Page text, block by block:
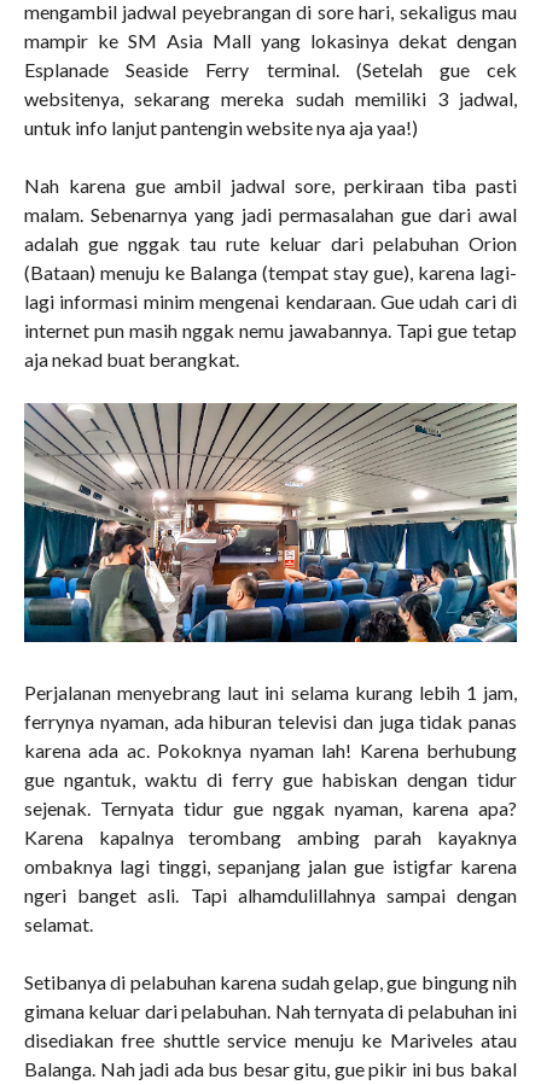
mengambil jadwal peyebrangan di sore hari, sekaligus mau
mampir ke SM Asia Mall yang lokasinya dekat dengan
Esplanade Seaside Ferry terminal. (Setelah gue cek
websitenya, sekarang mereka sudah memiliki 3 jadwal,
untuk info lanjut pantengin website nya aja yaa!)
Nah karena gue ambil jadwal sore, perkiraan tiba pasti
malam. Sebenarnya yang jadi permasalahan gue dari awal
adalah gue nggak tau rute keluar dari pelabuhan Orion
(Bataan) menuju ke Balanga (tempat stay gue), karena lagi-
lagi informasi minim mengenai kendaraan. Gue udah cari di
internet pun masih nggak nemu jawabannya. Tapi gue tetap
aja nekad buat berangkat.
Perjalanan menyebrang laut ini selama kurang lebih 1 jam,
ferrynya nyaman, ada hiburan televisi dan juga tidak panas
karena ada ac. Pokoknya nyaman lah! Karena berhubung
gue ngantuk, waktu di ferry gue habiskan dengan tidur
sejenak. Ternyata tidur gue nggak nyaman, karena apa?
Karena kapalnya terombang ambing parah kayaknya
ombaknya lagi tinggi, sepanjang jalan gue istigfar karena
ngeri banget asli. Tapi alhamdulillahnya sampai dengan
selamat.
Setibanya di pelabuhan karena sudah gelap, gue bingung nih
gimana keluar dari pelabuhan. Nah ternyata di pelabuhan ini
disediakan free shuttle service menuju ke Mariveles atau
Balanga. Nah jadi ada bus besar gitu, gue pikir ini bus bakal